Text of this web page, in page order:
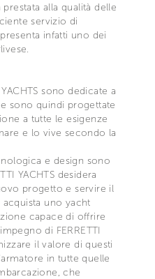
alla qualità delle
servizio di
infatti uno dei
sono dedicate a
sono quindi progettate
a tutte le esigenze
e lo vive secondo la
e design sono
YACHTS desidera
progetto e servire il
uno yacht
capace di offrire
di FERRETTI
il valore di questi
in tutte quelle
che